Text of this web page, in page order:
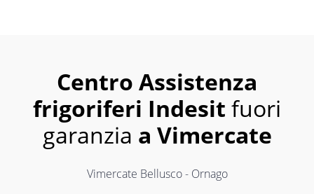
Centro Assistenza
frigoriferi Indesit fuori
garanzia a Vimercate
Vimercate Bellusco - Ornago